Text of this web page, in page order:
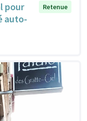
pour
auto-
Retenue